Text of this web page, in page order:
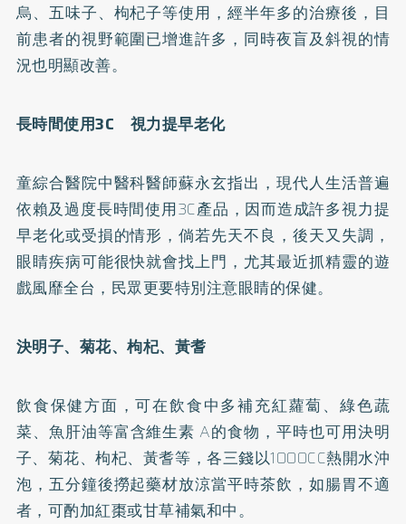
烏、五味子、枸杞子等使用，經半年多的治療後，目
前患者的視野範圍已增進許多，同時夜盲及斜視的情
況也明顯改善。
長時間使用3C 視力提早老化
童綜合醫院中醫科醫師蘇永玄指出，現代人生活普遍
依賴及過度長時間使用3C產品，因而造成許多視力提
早老化或受損的情形，倘若先天不良，後天又失調，
眼睛疾病可能很快就會找上門，尤其最近抓精靈的遊
戲風靡全台，民眾更要特別注意眼睛的保健。
決明子、菊花、枸杞、黃耆
飲食保健方面，可在飲食中多補充紅蘿蔔、綠色蔬
菜、魚肝油等富含維生素 A的食物，平時也可用決明
子、菊花、枸杞、黃耆等，各三錢以1000CC熱開水沖
泡，五分鐘後撈起藥材放涼當平時茶飲，如腸胃不適
者，可酌加紅棗或甘草補氣和中。